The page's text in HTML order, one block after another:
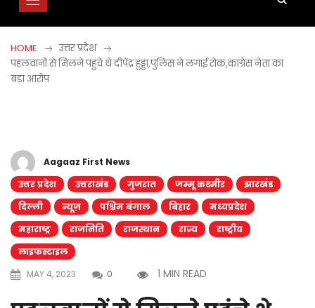
HOME
उत्तर प्रदेश
पहलवानों से मिलने पहुंचे थे दीपेंद्र हुड्डा,पुलिस ने लगाई रोक,कांग्रेस नेता का
बड़ा आरोप
Aagaaz First News
उत्तर प्रदेश
उत्तराखंड गुजरात जम्मू कश्मीर
झारखंड
दिल्ली
न्यूज़ पश्चिम बंगाल बिहार
मध्यप्रदेश
महाराष्ट्र
राजनिति राजस्थान राज्य
राष्ट्रीय
लाइफस्टाइल
MAY 4, 2023
0 1 MIN READ